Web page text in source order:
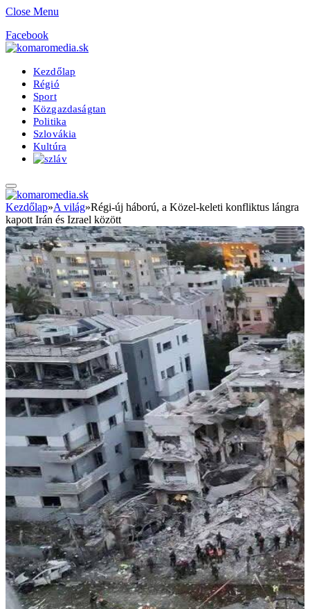
Close Menu
Facebook
Kezdőlap
Régió
Sport
Közgazdaságtan
Politika
Szlovákia
Kultúra
Kezdőlap»A világ»Régi-új háború, a Közel-keleti konfliktus lángra
kapott Irán és Izrael között